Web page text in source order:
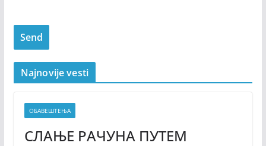
Najnovije vesti
ОБАВЕШТЕЊА
СЛАЊЕ РАЧУНА ПУТЕМ